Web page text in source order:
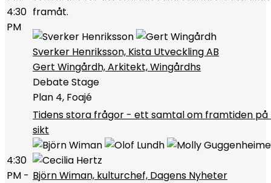
4:30
PM
framåt.
Sverker Henriksson, Kista Utveckling AB
Gert Wingårdh, Arkitekt, Wingårdhs
Debate Stage
Plan 4, Foajé
4:30
PM -
Tidens stora frågor - ett samtal om framtiden
sikt
Björn Wiman, kulturchef, Dagens Nyheter